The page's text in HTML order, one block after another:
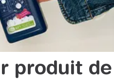
produit de